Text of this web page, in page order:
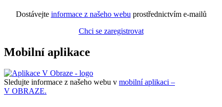
Dostávejte informace z našeho webu prostřednictvím e-mailů
Chci se zaregistrovat
Mobilní aplikace
Sledujte informace z našeho webu v mobilní aplikaci –
V OBRAZE.